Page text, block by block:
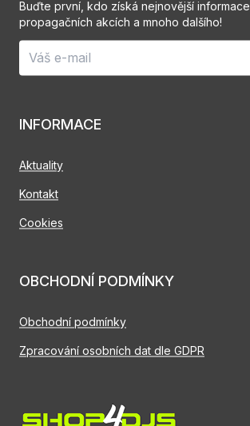
INFORMACE
Aktuality
Kontakt
Cookies
OBCHODNÍ PODMÍNKY
Obchodní podmínky
Zpracování osobních dat dle GDPR
Buďte první, kdo získá nejnovější
propagačních akcích a mnoho dalšího!